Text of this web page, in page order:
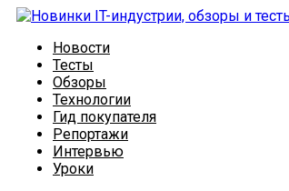
Новости
Тесты
Обзоры
Технологии
Гид покупателя
Репортажи
Интервью
Уроки